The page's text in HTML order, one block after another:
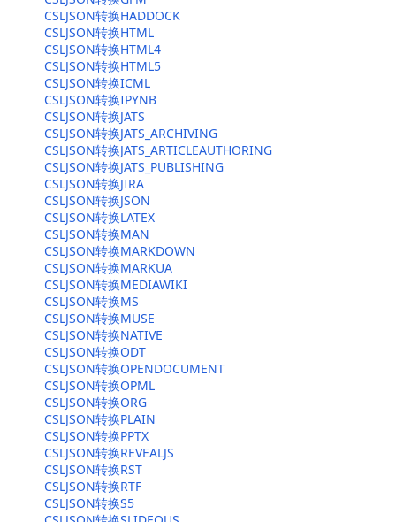
CSLJSON转换HADDOCK
CSLJSON转换HTML
CSLJSON转换HTML4
CSLJSON转换HTML5
CSLJSON转换ICML
CSLJSON转换IPYNB
CSLJSON转换JATS
CSLJSON转换JATS_ARCHIVING
CSLJSON转换JATS_ARTICLEAUTHORING
CSLJSON转换JATS_PUBLISHING
CSLJSON转换JIRA
CSLJSON转换JSON
CSLJSON转换LATEX
CSLJSON转换MAN
CSLJSON转换MARKDOWN
CSLJSON转换MARKUA
CSLJSON转换MEDIAWIKI
CSLJSON转换MS
CSLJSON转换MUSE
CSLJSON转换NATIVE
CSLJSON转换ODT
CSLJSON转换OPENDOCUMENT
CSLJSON转换OPML
CSLJSON转换ORG
CSLJSON转换PLAIN
CSLJSON转换PPTX
CSLJSON转换REVEALJS
CSLJSON转换RST
CSLJSON转换RTF
CSLJSON转换S5